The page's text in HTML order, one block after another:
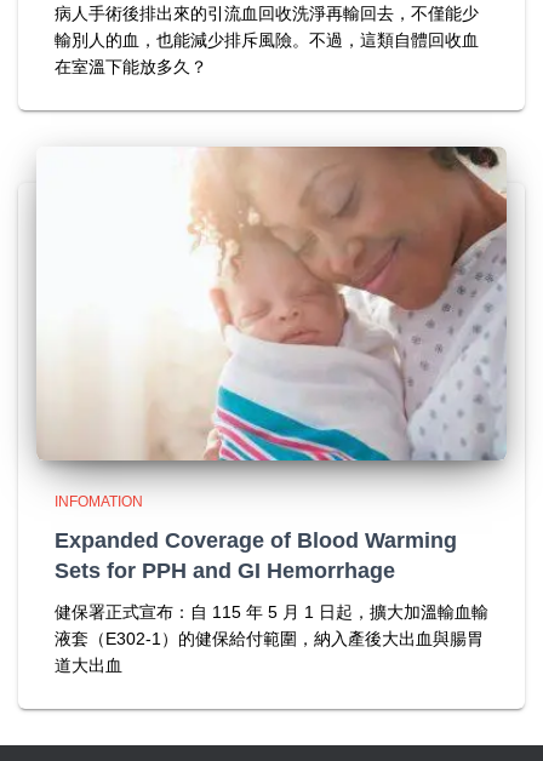
病人手術後排出來的引流血回收洗淨再輸回去，不僅能少
輸別人的血，也能減少排斥風險。不過，這類自體回收血
在室溫下能放多久？
INFOMATION
Expanded Coverage of Blood Warming
Sets for PPH and GI Hemorrhage
健保署正式宣布：自 115 年 5 月 1 日起，擴大加溫輸血輸
液套（E302-1）的健保給付範圍，納入產後大出血與腸胃
道大出血